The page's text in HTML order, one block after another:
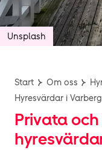
Unsplash
Start Om oss
Hyresvärdar i Varberg
Privata